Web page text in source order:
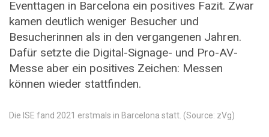
Eventtagen in Barcelona ein positives Fazit. Zwar
kamen deutlich weniger Besucher und
Besucherinnen als in den vergangenen Jahren.
Dafür setzte die Digital-Signage- und Pro-AV-
Messe aber ein positives Zeichen: Messen
können wieder stattfinden.
Die ISE fand 2021 erstmals in Barcelona statt. (Source: zVg)